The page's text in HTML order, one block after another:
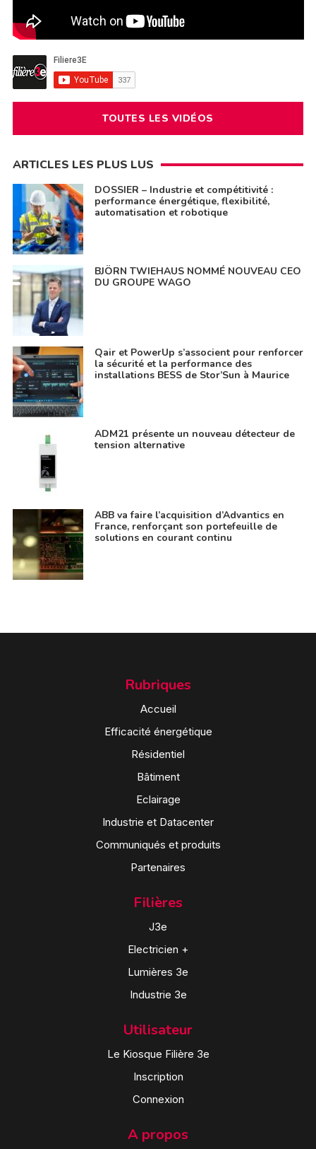
TOUTES LES VIDÉOS
ARTICLES LES PLUS LUS
DOSSIER – Industrie et compétitivité :
performance énergétique, flexibilité,
automatisation et robotique
BJÖRN TWIEHAUS NOMMÉ NOUVEAU CEO
DU GROUPE WAGO
Qair et PowerUp s’associent pour renforcer
la sécurité et la performance des
installations BESS de Stor’Sun à Maurice
ADM21 présente un nouveau détecteur de
tension alternative
ABB va faire l’acquisition d’Advantics en
France, renforçant son portefeuille de
solutions en courant continu
Rubriques
Accueil
Efficacité énergétique
Résidentiel
Bâtiment
Eclairage
Industrie et Datacenter
Communiqués et produits
Partenaires
Filières
J3e
Electricien +
Lumières 3e
Industrie 3e
Utilisateur
Le Kiosque Filière 3e
Inscription
Connexion
A propos